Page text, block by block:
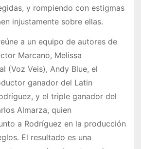
y rompiendo con estigmas
injustamente sobre ellas.
a un equipo de autores de
Marcano, Melissa
(Voz Veis), Andy Blue, el
ganador del Latin
y el triple ganador del
Almarza, quien
a Rodríguez en la producción
El resultado es una